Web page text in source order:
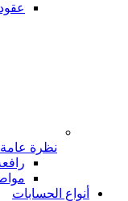
نظرة عامة
أنواع الحسابات